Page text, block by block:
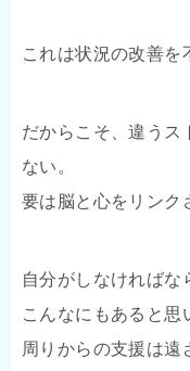
これは状況の改善を
だからこそ、違うス
ない。
要は脳と心をリンク
自分がしなければな
こんなにもあると思
周りからの支援は遠